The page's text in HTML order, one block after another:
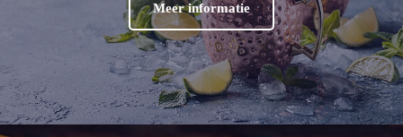
Meer informatie